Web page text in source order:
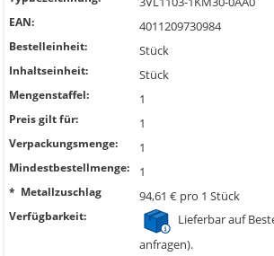
EAN: 4011209730984
Bestelleinheit: Stück
Inhaltseinheit: Stück
Mengenstaffel: 1
Preis gilt für: 1
Verpackungsmenge: 1
Mindestbestellmenge: 1
* Metallzuschlag 94,61 € pro 1 Stück
Verfügbarkeit:
Lieferbar auf
anfragen).